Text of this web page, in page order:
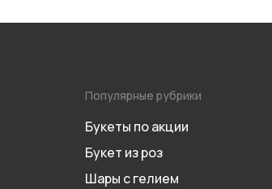
Популярные рубрики
Букеты по акции
Букет из роз
Шары с гелием